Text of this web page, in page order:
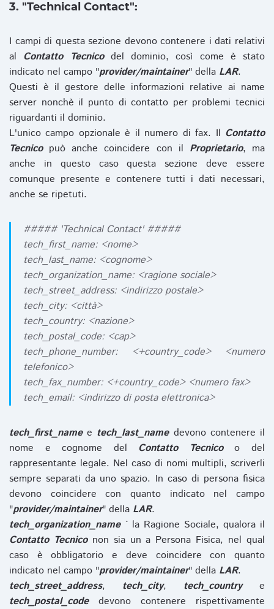
3. "Technical Contact":
I campi di questa sezione devono contenere i dati relativi
al Contatto Tecnicodel dominio, così come è stato
indicato nel campo "provider/maintainer" della LAR.
Questi è il gestore delle informazioni relative ai name
server nonchè il punto di contatto per problemi tecnici
riguardanti il dominio.
L'unico campo opzionale è il numero di fax. Il Contatto
Tecnicopuò anche coincidere con il Proprietario, ma
anche in questo caso questa sezione deve essere
comunque presente e contenere tutti i dati necessari,
anche se ripetuti.
##### 'Technical Contact' #####
tech_first_name: <nome>
tech_last_name: <cognome>
tech_organization_name: <ragione sociale>
tech_street_address: <indirizzo postale>
tech_city: <città>
tech_country: <nazione>
tech_postal_code: <cap>
tech_phone_number: <+country_code> <numero
telefonico>
tech_fax_number: <+country_code> <numero fax>
tech_email: <indirizzo di posta elettronica>
tech_first_namee tech_last_namedevono contenere il
nome e cognome del Contatto Tecnicoo del
rappresentante legale. Nel caso di nomi multipli, scriverli
sempre separati da uno spazio. In caso di persona fisica
devono coincidere con quanto indicato nel campo
"provider/maintainer" della LAR.
tech_organization_name` la Ragione Sociale, qualora il
Contatto Tecniconon sia un a Persona Fisica, nel qual
caso è obbligatorio e deve coincidere con quanto
indicato nel campo "provider/maintainer" della LAR.
tech_street_address, tech_city, tech_countrye
tech_postal_codedevono contenere rispettivamente